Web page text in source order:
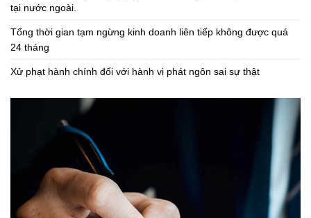
tại nước ngoài.
Tổng thời gian tạm ngừng kinh doanh liên tiếp không được quá
24 tháng
Xử phạt hành chính đối với hành vi phát ngôn sai sự thật